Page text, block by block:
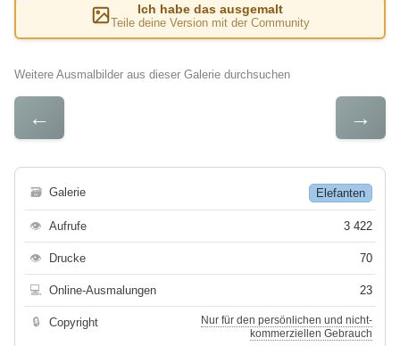
Ich habe das ausgemalt
Teile deine Version mit der Community
Weitere Ausmalbilder aus dieser Galerie durchsuchen
← →
🗃 Galerie Elefanten
👁 Aufrufe 3 422
👁 Drucke 70
💻 Online-Ausmalungen 23
🔒 Copyright
Nur für den persönlichen und nicht-
kommerziellen Gebrauch